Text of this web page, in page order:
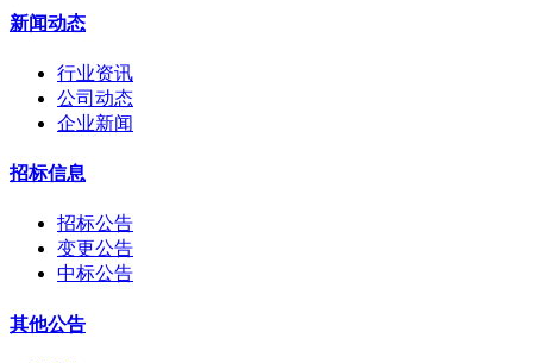
新闻动态
行业资讯
公司动态
企业新闻
招标信息
招标公告
变更公告
中标公告
其他公告